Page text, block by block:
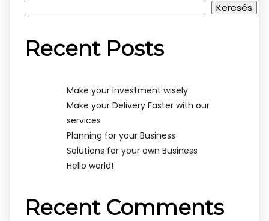
Keresés
Recent Posts
Make your Investment wisely
Make your Delivery Faster with our
services
Planning for your Business
Solutions for your own Business
Hello world!
Recent Comments